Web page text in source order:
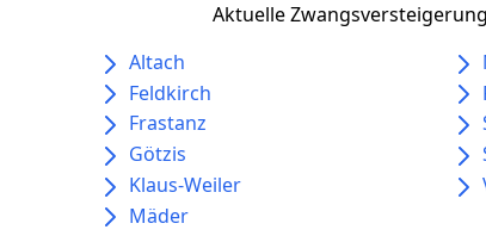
Aktuelle
Altach
Feldkirch
Frastanz
Götzis
Klaus-Weiler
Mäder